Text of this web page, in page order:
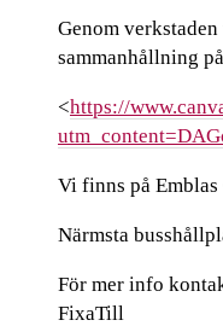
Genom
sammanhållning
<https://
Vi finns på
Närmsta
För mer info
FixaTill